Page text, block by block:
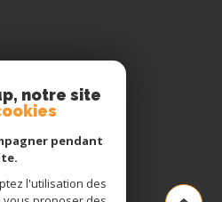
notre site
pendant
l'utilisation des